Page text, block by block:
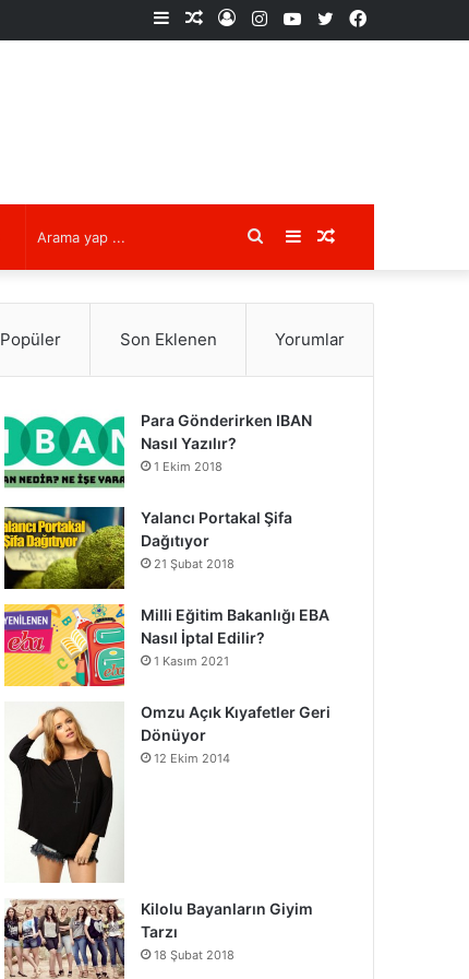
Facebook
X
YouTube
Instagram
Kayıt
Rastgele
Kenar
Rastgele
Makale
Kenar
Bölmesi
Arama
yap
Popüler Son Eklenen Yorumlar
Para Gönderirken IBAN
Nasıl Yazılır?
1 Ekim 2018
Yalancı Portakal Şifa
Dağıtıyor
21 Şubat 2018
Milli Eğitim Bakanlığı EBA
Nasıl İptal Edilir?
1 Kasım 2021
Omzu Açık Kıyafetler Geri
Dönüyor
12 Ekim 2014
Kilolu Bayanların Giyim
Tarzı
18 Şubat 2018